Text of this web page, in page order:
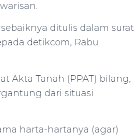
ditulis dalam surat
detikcom, Rabu
Akta Tanah (PPAT) bilang,
dari situasi
harta-hartanya (agar)